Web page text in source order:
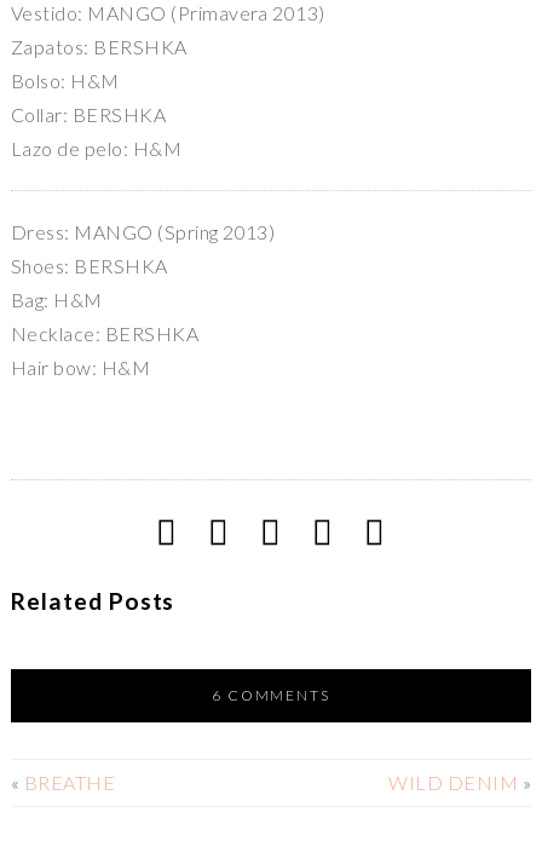
Vestido: MANGO (Primavera 2013)
Zapatos: BERSHKA
Bolso: H&M
Collar: BERSHKA
Lazo de pelo: H&M
Dress: MANGO (Spring 2013)
Shoes: BERSHKA
Bag: H&M
Necklace: BERSHKA
Hair bow: H&M
Related Posts
6 COMMENTS
« BREATHE WILD DENIM »